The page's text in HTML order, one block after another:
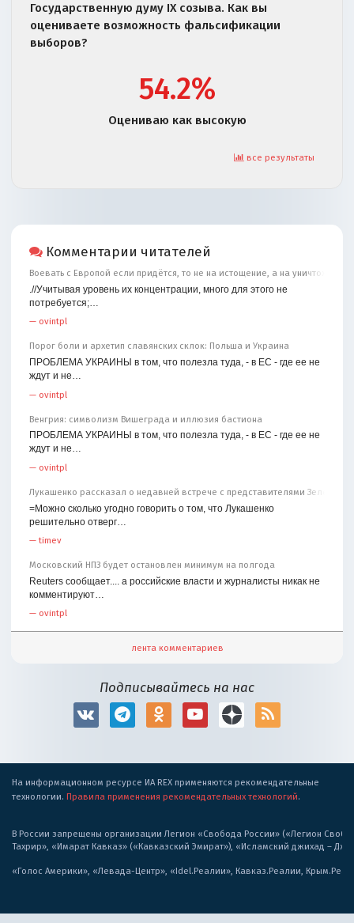
Государственную думу IX созыва. Как вы
оцениваете возможность фальсификации
выборов?
54.2%
Оцениваю как высокую
все результаты
Комментарии читателей
Воевать с Европой если придётся, то не на истощение, а на уничтожение
.//Учитывая уровень их концентрации, много для этого не
потребуется;…
— ovintpl
Порог боли и архетип славянских склок: Польша и Украина
ПРОБЛЕМА УКРАИНЫ в том, что полезла туда, - в ЕС - где ее не
ждут и не…
— ovintpl
Венгрия: символизм Вишеграда и иллюзия бастиона
ПРОБЛЕМА УКРАИНЫ в том, что полезла туда, - в ЕС - где ее не
ждут и не…
— ovintpl
Лукашенко рассказал о недавней встрече с представителями
=Можно сколько угодно говорить о том, что Лукашенко
решительно отверг…
—timev
Московский НПЗ будет остановлен минимум на полгода
Reuters сообщает.... а российские власти и журналисты никак не
комментируют…
— ovintpl
лента комментариев
Подписывайтесь на нас
На информационном ресурсе ИА REX применяются рекомендательные
технологии. Правила применения рекомендательных технологий.
В России запрещены организации Легион «Свобода России» («Легион
Тахрир», «Имарат Кавказ» («Кавказский Эмират»), «Исламский джихад –
«Голос Америки», «Левада-Центр», «Idel.Реалии», Кавказ.Реалии,